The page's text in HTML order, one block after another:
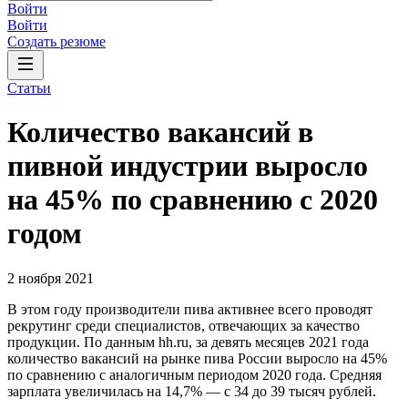
Войти
Войти
Создать резюме
Статьи
Количество вакансий в
пивной индустрии выросло
на 45% по сравнению с 2020
годом
2 ноября 2021
В этом году производители пива активнее всего проводят
рекрутинг среди специалистов, отвечающих за качество
продукции. По данным hh.ru, за девять месяцев 2021 года
количество вакансий на рынке пива России выросло на 45%
по сравнению с аналогичным периодом 2020 года. Средняя
зарплата увеличилась на 14,7% — с 34 до 39 тысяч рублей.